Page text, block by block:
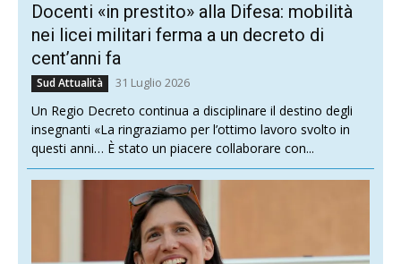
Docenti «in prestito» alla Difesa: mobilità
nei licei militari ferma a un decreto di
cent’anni fa
Sud Attualità 31 Luglio 2026
Un Regio Decreto continua a disciplinare il destino degli
insegnanti «La ringraziamo per l’ottimo lavoro svolto in
questi anni… È stato un piacere collaborare con...